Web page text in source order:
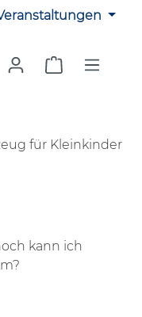
hast 0 Produkte auf
Warenkorb
für Kleinkinder
kann ich